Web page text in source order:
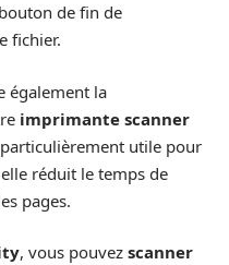
de fin de
fichier.
également la
imprimante scanner
utile pour
réduit le temps de
pages.
, vous pouvez scanner